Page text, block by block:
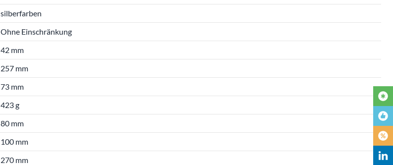
silberfarben
Ohne Einschränkung
42 mm
257 mm
73 mm
423 g
80 mm
100 mm
270 mm